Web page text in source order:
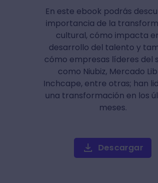
En este ebook podrás
importancia de la
cultural, cómo impacta
desarrollo del talento y
cómo empresas líderes del
como Niubiz, Mercado
Inchcape, entre otras; han
una transformación en los
meses.
Descargar